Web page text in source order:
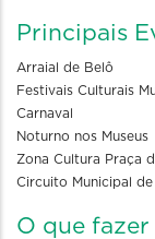
Principais
Arraial de Belô
Festivais Culturais
Carnaval
Noturno nos Museus
Zona Cultura Praça
Circuito Municipal de
O que fazer